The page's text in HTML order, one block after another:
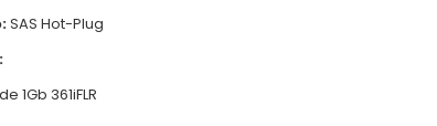
SAS Hot-Plug
1Gb 361iFLR